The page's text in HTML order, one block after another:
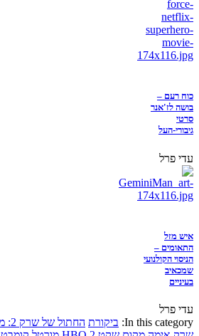
כוח רעם –
בושה לז'אנר
סרטי
גיבורי-העל
עדי פרל
איש מזל
התאומים –
הניסוי הקולנועי
שמכאיב
בעיניים
עדי פרל
In this category: ביקורת החתול של שרק 2: משאלה אחת ודי